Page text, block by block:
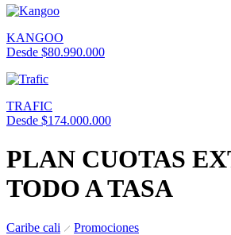
KANGOO
Desde $80.990.000
TRAFIC
Desde $174.000.000
PLAN CUOTAS
TODO A TASA
Caribe cali Promociones